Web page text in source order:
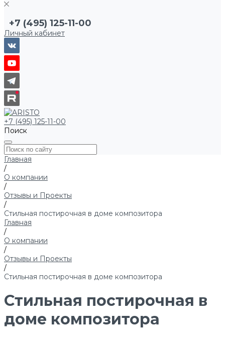
+7 (495) 125-11-00
Личный кабинет
+7 (495) 125-11-00
Поиск
Главная
/
О компании
/
Отзывы и Проекты
/
Стильная постирочная в доме композитора
Главная
/
О компании
/
Отзывы и Проекты
/
Стильная постирочная в доме композитора
Стильная постирочная в
доме композитора